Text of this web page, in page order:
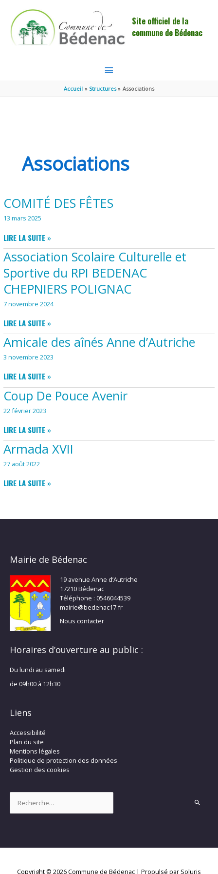
Site officiel de la
commune de Bédenac
MENU
PRINCIPAL
Accueil Structures Associations
Associations
COMITÉ DES FÊTES
13 mars 2025
COMITÉ
DES
FÊTES
LIRE LA SUITE »
Association Scolaire Culturelle et
Sportive du RPI BEDENAC
CHEPNIERS POLIGNAC
7 novembre 2024
ASSOCIATION
SCOLAIRE
CULTURELLE
ET
DU
RPI
BEDENAC
CHEPNIERS
LIRE LA SUITE »
Amicale des aînés Anne d’Autriche
3 novembre 2023
AMICALE
DES
AÎNÉS
ANNE
LIRE LA SUITE »
Coup De Pouce Avenir
22 février 2023
COUP
DE
POUCE
AVENIR
LIRE LA SUITE »
Armada XVII
27 août 2022
ARMADA
LIRE LA SUITE »
Mairie de Bédenac
19 avenue Anne d’Autriche
17210 Bédenac
Téléphone : 0546044539
mairie@bedenac17.fr
Nous contacter
Horaires d’ouverture au public :
Du lundi au samedi
de 09h00 à 12h30
Liens
Accessibilité
Plan du site
Mentions légales
Politique de protection des données
Gestion des cookies
Copyright © 2026Commune de Bédenac | Propulsé par Soluris